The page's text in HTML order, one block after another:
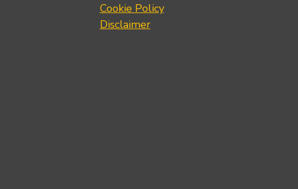
Cookie Policy
Disclaimer